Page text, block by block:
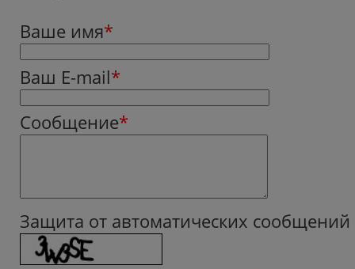
Ваше имя*
Ваш E-mail*
Сообщение*
Защита от автоматических сообщений